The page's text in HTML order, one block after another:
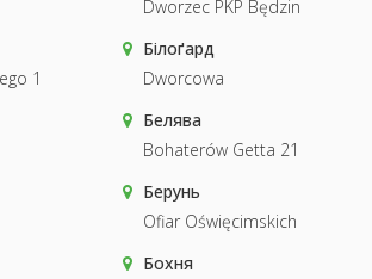
Dworzec PKP Będzin
1
Білоґард
Dworcowa
Белява
Bohaterów Getta 21
Берунь
Ofiar Oświęcimskich
Бохня